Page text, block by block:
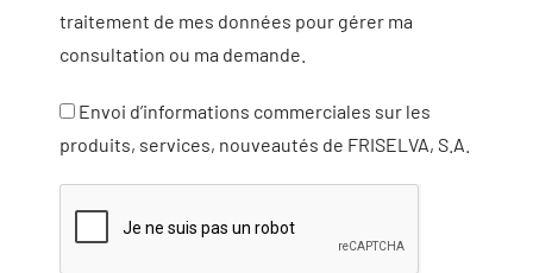
traitement de mes données pour gérer ma
consultation ou ma demande.
Envoi d’informations commerciales sur les
produits, services, nouveautés de FRISELVA, S.A.